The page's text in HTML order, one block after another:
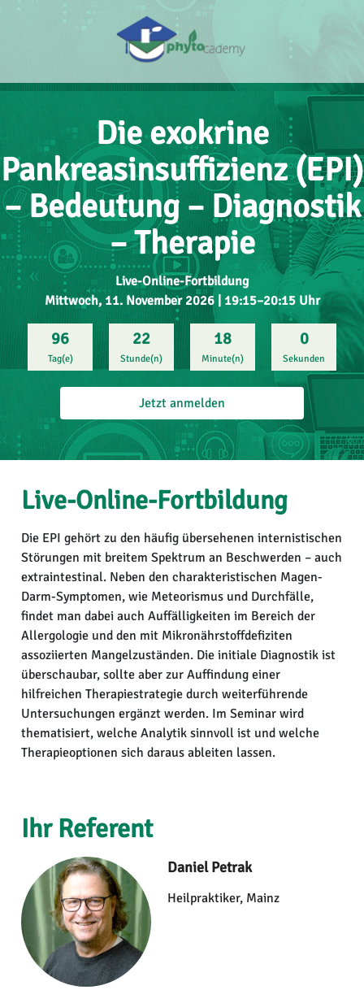
Die exokrine
Pankreasinsuffizienz (EPI)
– Bedeutung – Diagnostik
– Therapie
Live-Online-Fortbildung
Mittwoch, 11. November 2026 | 19:15–20:15 Uhr
96
Tag(e)
22
Stunde(n)
17
Minute(n)
59
Sekunden
Jetzt anmelden
Live-Online-Fortbildung
Die EPI gehört zu den häufig übersehenen internistischen
Störungen mit breitem Spektrum an Beschwerden – auch
extraintestinal. Neben den charakteristischen Magen-
Darm-Symptomen, wie Meteorismus und Durchfälle,
findet man dabei auch Auffälligkeiten im Bereich der
Allergologie und den mit Mikronährstoffdefiziten
assoziierten Mangelzuständen. Die initiale Diagnostik ist
überschaubar, sollte aber zur Auffindung einer
hilfreichen Therapiestrategie durch weiterführende
Untersuchungen ergänzt werden. Im Seminar wird
thematisiert, welche Analytik sinnvoll ist und welche
Therapieoptionen sich daraus ableiten lassen.
Ihr Referent
Daniel Petrak
Heilpraktiker, Mainz